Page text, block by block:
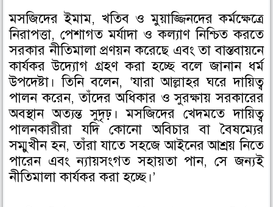
মসজিদের ইমাম, খতিব ও মুয়াজ্জিনদের কর্মক্ষেত্রে
নিরাপত্তা, পেশাগত মর্যাদা ও কল্যাণ নিশ্চিত করতে
সরকার নীতিমালা প্রণয়ন করেছে এবং তা বাস্তবায়নে
কার্যকর উদ্যোগ গ্রহণ করা হচ্ছে বলে জানান ধর্ম
উপদেষ্টা। তিনি বলেন, ‘যারা আল্লাহর ঘরে দায়িত্ব
পালন করেন, তাঁদের অধিকার ও সুরক্ষায় সরকারের
অবস্থান অত্যন্ত সুদৃঢ়। মসজিদের খেদমতে দায়িত্ব
পালনকারীরা যদি কোনো অবিচার বা বৈষম্যের
সম্মুখীন হন, তাঁরা যাতে সহজে আইনের আশ্রয় নিতে
পারেন এবং ন্যায়সংগত সহায়তা পান, সে জন্যই
নীতিমালা কার্যকর করা হচ্ছে।’